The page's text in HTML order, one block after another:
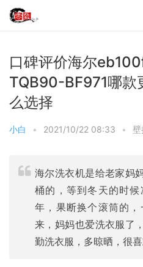
口碑评价海尔
TQB90-BF971哪款
么选择
小白 • 2021/10/22 08:33 • 壁
海尔洗衣机是给老家妈
桶的，等到冬天的时
年，果断换个滚筒的
来，妈妈也爱洗衣服了
勤洗衣服，多晾晒，很喜